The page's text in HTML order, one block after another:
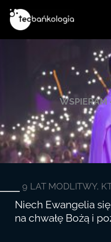
Przejdź
do
treści
9 LAT MODLITWY,
Niech Ewangelia
na chwałę Bożą i